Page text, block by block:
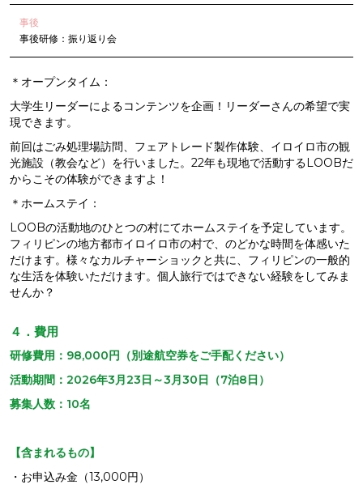
事後
事後研修：振り返り会
＊オープンタイム：
大学生リーダーによるコンテンツを企画！リーダーさんの希望で実
現できます。
前回はごみ処理場訪問、フェアトレード製作体験、イロイロ市の観
光施設（教会など）を行いました。22年も現地で活動するLOOBだ
からこその体験ができますよ！
＊ホームステイ：
LOOBの活動地のひとつの村にてホームステイを予定しています。
フィリピンの地方都市イロイロ市の村で、のどかな時間を体感いた
だけます。様々なカルチャーショックと共に、フィリピンの一般的
な生活を体験いただけます。個人旅行ではできない経験をしてみま
せんか？
４．費用
研修費用：98,000円（別途航空券をご手配ください）
活動期間：2026年3月23日～3月30日（7泊8日）
募集人数：10名
【含まれるもの】
・お申込み金（13,000円）